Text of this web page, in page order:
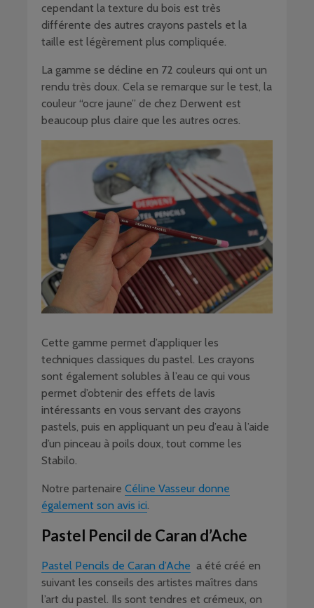
cependant la texture du bois est très
différente des autres crayons pastels et la
taille est légèrement plus compliquée.
La gamme se décline en 72 couleurs qui ont un
rendu très doux. Cela se remarque sur le test, la
couleur “ocre jaune” de chez Derwent est
beaucoup plus claire que les autres ocres.
Cette gamme permet d’appliquer les
techniques classiques du pastel. Les crayons
sont également solubles à l’eau ce qui vous
permet d’obtenir des effets de lavis
intéressants en vous servant des crayons
pastels, puis en appliquant un peu d’eau à l’aide
d’un pinceau à poils doux, tout comme les
Stabilo.
Notre partenaire Céline Vasseur donne
également son avis ici.
Pastel Pencil de Caran d’Ache
Pastel Pencils de Caran d’Ache a été créé en
suivant les conseils des artistes maîtres dans
l’art du pastel. Ils sont tendres et crémeux, on